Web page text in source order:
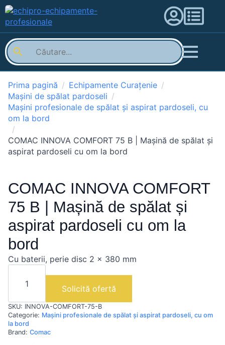
Prima pagină
Echipamente Curațenie
Mașini de spălat pardoseli
Mașini profesionale de spălat și aspirat pardoseli, cu
om la bord
COMAC INNOVA COMFORT 75 B | Mașină de spălat și
aspirat pardoseli cu om la bord
COMAC INNOVA COMFORT
75 B | Mașină de spălat și
aspirat pardoseli cu om la
bord
Cu baterii, perie disc 2 x 380 mm
Cantitate
INNOVA
75
B
|
Mașină
de
Solicită ofertă
SKU: INNOVA-COMFORT-75-B
Categorie: Mașini profesionale de spălat și aspirat pardoseli, cu om
la bord
Brand: Comac